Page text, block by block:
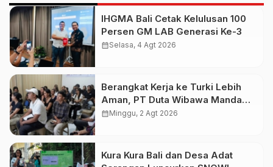
IHGMA Bali Cetak Kelulusan 100
Persen GM LAB Generasi Ke-3
calendar_monthSelasa, 4 Agt 2026
Berangkat Kerja ke Turki Lebih
Aman, PT Duta Wibawa Manda
Putra Bali Didukung AYC Turki
calendar_monthMinggu, 2 Agt 2026
Kura Kura Bali dan Desa Adat